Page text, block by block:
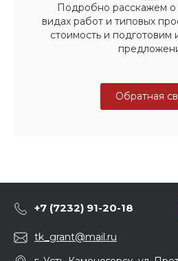
Подробно расскажем о
видах работ и типовых
стоимость и подготовим
Обратная
+7 (7232) 91-20-18
tk_grant@mail.ru